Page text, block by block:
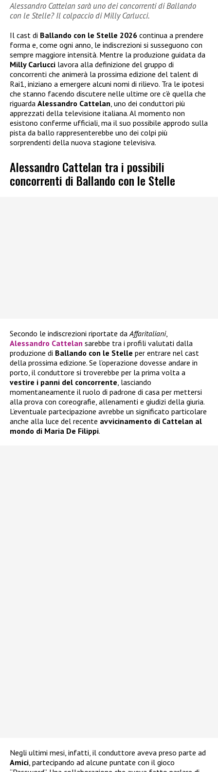
Alessandro Cattelan sarà uno dei concorrenti di Ballando
con le Stelle? Il colpaccio di Milly Carlucci.
Il cast di Ballando con le Stelle 2026 continua a prendere
forma e, come ogni anno, le indiscrezioni si susseguono con
sempre maggiore intensità. Mentre la produzione guidata da
Milly Carlucci lavora alla definizione del gruppo di
concorrenti che animerà la prossima edizione del talent di
Rai1, iniziano a emergere alcuni nomi di rilievo. Tra le ipotesi
che stanno facendo discutere nelle ultime ore c’è quella che
riguarda Alessandro Cattelan, uno dei conduttori più
apprezzati della televisione italiana. Al momento non
esistono conferme ufficiali, ma il suo possibile approdo sulla
pista da ballo rappresenterebbe uno dei colpi più
sorprendenti della nuova stagione televisiva.
Alessandro Cattelan tra i possibili
concorrenti di Ballando con le Stelle
Secondo le indiscrezioni riportate daAffaritaliani,
Alessandro Cattelan sarebbe tra i profili valutati dalla
produzione di Ballando con le Stelle per entrare nel cast
della prossima edizione. Se l’operazione dovesse andare in
porto, il conduttore si troverebbe per la prima volta a
vestire i panni del concorrente, lasciando
momentaneamente il ruolo di padrone di casa per mettersi
alla prova con coreografie, allenamenti e giudizi della giuria.
L’eventuale partecipazione avrebbe un significato particolare
anche alla luce del recente avvicinamento di Cattelan al
mondo di Maria De Filippi.
Negli ultimi mesi, infatti, il conduttore aveva preso parte ad
Amici, partecipando ad alcune puntate con il gioco